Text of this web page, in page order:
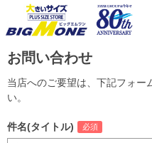
お問い合わせ
当店へのご要望は、下記フォー
い。
件名(タイトル)